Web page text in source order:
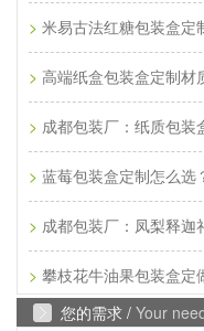
Q
A
成都包装厂：纸
成本平衡技巧。
A 成都包装厂：纸
> 米易古法红糖包装盒定
> 高端纸盒包装盒定制材
> 成都包装厂：纸质包装
> 蓝莓包装盒定制怎么选
> 成都包装厂：凤梨释迦
> 攀枝花牛油果包装盒定
您的需求 / Your